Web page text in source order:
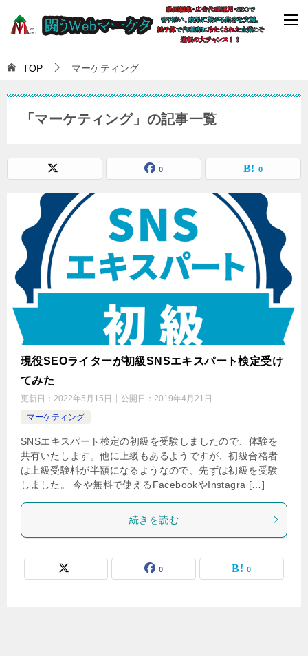
TOP マーケティング
「マーケティング」の記事一覧
0 0
現役SEOライターが初級SNSエキスパート検定受け
てみた
更新日： 2022年5月15日 公開日： 2019年4月21日
マーケティング
SNSエキスパート検定の初級を受験しましたので、体験を
共有いたします。他に上級もあるようですが、初級合格者
は上級受験料が半額になるようなので、先ずは初級を受験
しました。 今や無料で使えるFacebookやInstagra […]
続きを読む
0 0